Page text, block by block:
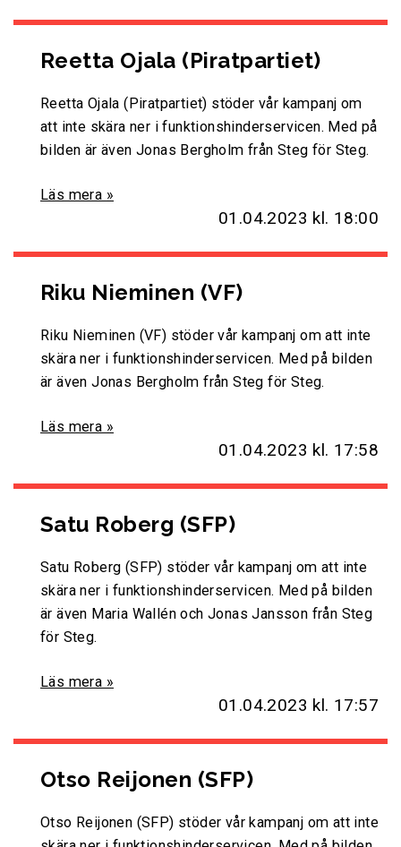
Reetta Ojala (Piratpartiet)
Reetta Ojala (Piratpartiet) stöder vår kampanj om
att inte skära ner i funktionshinderservicen. Med på
bilden är även Jonas Bergholm från Steg för Steg.
Läs mera »
01.04.2023 kl. 18:00
Riku Nieminen (VF)
Riku Nieminen (VF) stöder vår kampanj om att inte
skära ner i funktionshinderservicen. Med på bilden
är även Jonas Bergholm från Steg för Steg.
Läs mera »
01.04.2023 kl. 17:58
Satu Roberg (SFP)
Satu Roberg (SFP) stöder vår kampanj om att inte
skära ner i funktionshinderservicen. Med på bilden
är även Maria Wallén och Jonas Jansson från Steg
för Steg.
Läs mera »
01.04.2023 kl. 17:57
Otso Reijonen (SFP)
Otso Reijonen (SFP) stöder vår kampanj om att inte